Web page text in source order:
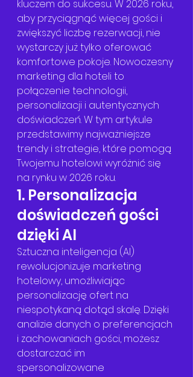
kluczem do sukcesu. W 2026 roku,
aby przyciągnąć więcej gości i
zwiększyć liczbę rezerwacji, nie
wystarczy już tylko oferować
komfortowe pokoje. Nowoczesny
marketing dla hoteli to
połączenie technologii,
personalizacji i autentycznych
doświadczeń. W tym artykule
przedstawimy najważniejsze
trendy i strategie, które pomogą
Twojemu hotelowi wyróżnić się
na rynku w 2026 roku.
1. Personalizacja
doświadczeń gości
dzięki AI
Sztuczna inteligencja (AI)
rewolucjonizuje marketing
hotelowy, umożliwiając
personalizację ofert na
niespotykaną dotąd skalę. Dzięki
analizie danych o preferencjach
i zachowaniach gości, możesz
dostarczać im
spersonalizowane